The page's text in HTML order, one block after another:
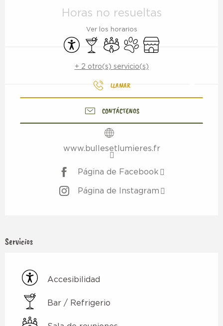
Horas no resueltas
Ver los horarios
Accesibilidad
Bar / Refrigerio
Sala de reuniones
Se aceptan animales
Tienda
+ 2 otro(s) servicio(s)
LLAMAR
CONTÁCTENOS
www.bullesetlumieres.fr
Página de Facebook
Página de Instagram
Servicios
Accesibilidad
Bar / Refrigerio